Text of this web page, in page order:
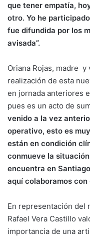
que tener empatía,
otro. Yo he
fue difundida por los
avisada”.
Oriana Rojas, madre y
realización de esta
en jornada anteriores
pues es un acto de
venido a la vez
operativo, esto es
están en condición
conmueve la
encuentra en
aquí colaboramos con
En representación del
Rafael Vera Castillo
importancia de una